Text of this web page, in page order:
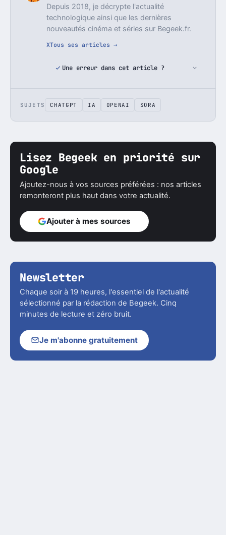
Depuis 2018, je décrypte l'actualité
technologique ainsi que les dernières
nouveautés cinéma et séries sur Begeek.fr.
XTous ses articles →
Une erreur dans cet article ?
SUJETS CHATGPT IA OPENAI SORA
Lisez Begeek en priorité sur
Google
Ajoutez-nous à vos sources préférées : nos articles
remonteront plus haut dans votre actualité.
Ajouter à mes sources
Newsletter
Chaque soir à 19 heures, l'essentiel de l'actualité
sélectionné par la rédaction de Begeek. Cinq
minutes de lecture et zéro bruit.
Je m'abonne gratuitement